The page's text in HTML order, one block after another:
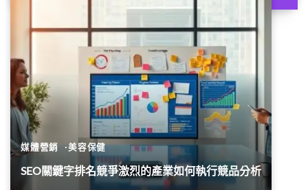
媒體營銷 美容保健
SEO關鍵字排名競爭激烈的產業如何執行競品分析